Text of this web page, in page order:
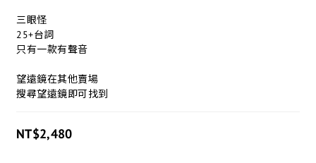
三眼怪
25+台詞
只有一款有聲音
望遠鏡在其他賣場
搜尋望遠鏡即可找到
NT$2,480